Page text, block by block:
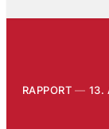
RAPPORT 13.